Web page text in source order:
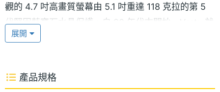
觀的 4.7 吋高畫質螢幕由 5.1 吋重達 118 克拉的第 5
代堅固藍寶石水晶保護。自 90 年代末開始，Vertu 就
在奢華手機中使用藍寶石水晶，並持續開發技術用於
螢幕領域的一流專家。堅固藍寶石水晶質地強韌、高
展開
產品規格